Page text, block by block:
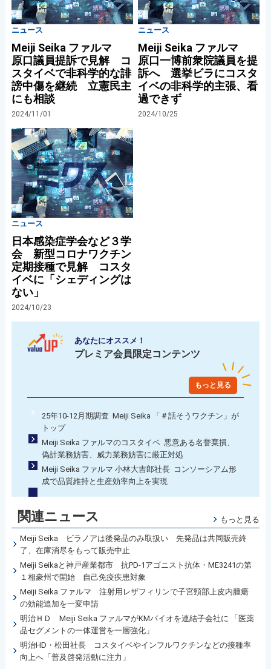
ニュース
Meiji Seika ファルマ
原口議員提訴で見解 コ
スタイベで非科学的な誹
謗中傷を継続 立憲民主
にも相談
2024/11/01
ニュース
Meiji Seika ファルマ
原口一博前衆院議員を提
訴へ 選挙ビラにコスタ
イベの非科学的主張、看
過できず
2024/10/25
ニュース
日本感染症学会など３学
会 新型コロナワクチン
定期接種で見解 コスタ
イベに「シェディングは
ない」
2024/10/23
あなたにオススメ！
プレミア会員限定コンテンツ
もっと見る
25年10-12月期調査 Meiji Seika 「＃話そうワクチン」が
トップ
Meiji Seika ファルマのコスタイベ 悪意ある名誉棄損、
偽計業務妨害、威力業務妨害に厳正対処
Meiji Seika ファルマ 小林大吉郎社長 コンソーシアム形
成で品質維持と生産効率向上を実現
関連ニュース もっと見る
Meiji Seika ビラノアは後発品のみ取扱い 先発品は共同販売終
了、在庫消尽をもって販売中止
Meiji Seikaと神戸産業都市 抗PD-1アゴニスト抗体・ME3241の第
１相豪州で開始 自己免疫疾患対象
Meiji Seika ファルマ 注射用レザフィリンで子宮頸部上皮内腫瘍
の効能追加を一変申請
明治ＨＤ Meiji Seika ファルマがKMバイオを連結子会社に 「医薬
品セグメントの一体運営を一層強化」
明治HD・松田社長 コスタイベやインフルワクチンなどの接種率
向上へ「普及啓発活動に注力」